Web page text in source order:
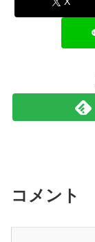
コメント